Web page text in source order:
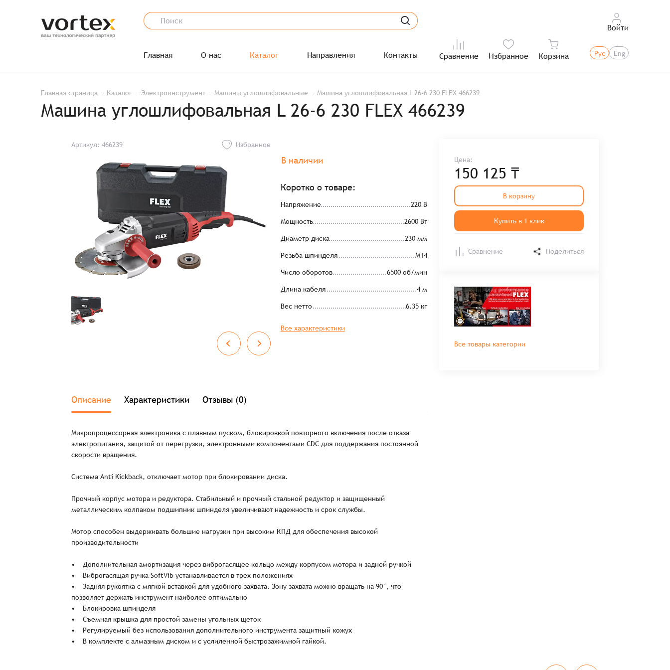
Войти
Главная О нас Каталог Направления Контакты Сравнение Избранное Корзина Рус Eng
Заказать презентацию
Имя
Имя*
Заказ успешно оформлен
Спасибо, что выбрали нас! Менеджер свяжется с Вами в ближайшее время для уточнения деталей по заказу
Главная страница Каталог Электроинструмент Машины углошлифовальные Машина углошлифовальная L 26-6 230 FLEX 466239
Машина углошлифовальная L 26-6 230 FLEX 466239
Артикул: 466239 Избранное
В наличии
Коротко о товаре:
Напряжение 220 В
Мощность 2600 Вт
Диаметр диска 230 мм
Резьба шпинделя М14
Число оборотов 6500 об/мин
Длина кабеля 4 м
Вес нетто 6.35 кг
Все характеристики
Цена:
150 125 ₸
В корзину
Купить в 1 клик
Сравнение Поделиться
Все товары категории
Описание Характеристики Отзывы (0)
Микропроцессорная электроника с плавным пуском, блокировкой повторного включения после отказа
электропитания, защитой от перегрузки, электронными компонентами CDC для поддержания постоянной
скорости вращения.
Система Anti Kickback, отключает мотор при блокировании диска.
Прочный корпус мотора и редуктора. Стабильный и прочный стальной редуктор и защищенный
металлическим колпаком подшипник шпинделя увеличивают надежность и срок службы.
Мотор способен выдерживать большие нагрузки при высоким КПД для обеспечения высокой
производительности
• Дополнительная амортизация через виброгасящее кольцо между корпусом мотора и задней ручкой
• Виброгасящая ручка SoftVib устанавливается в трех положениях
• Задняя рукоятка с мягкой вставкой для удобного захвата. Зону захвата можно вращать на 90°, что
позволяет держать инструмент наиболее оптимально
• Блокировка шпинделя
• Съемная крышка для простой замены угольных щеток
• Регулируемый без использования дополнительного инструмента защитный кожух
• В комплекте с алмазным диском и с услиленной быстрозажимной гайкой.